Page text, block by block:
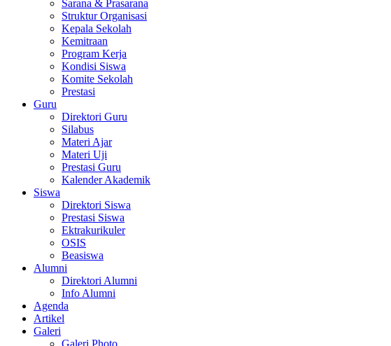
Sarana & Prasarana
Struktur Organisasi
Kepala Sekolah
Kemitraan
Program Kerja
Kondisi Siswa
Komite Sekolah
Prestasi
Guru
Direktori Guru
Silabus
Materi Ajar
Materi Uji
Prestasi Guru
Kalender Akademik
Siswa
Direktori Siswa
Prestasi Siswa
Ektrakurikuler
OSIS
Beasiswa
Alumni
Direktori Alumni
Info Alumni
Agenda
Artikel
Galeri
Galeri Photo